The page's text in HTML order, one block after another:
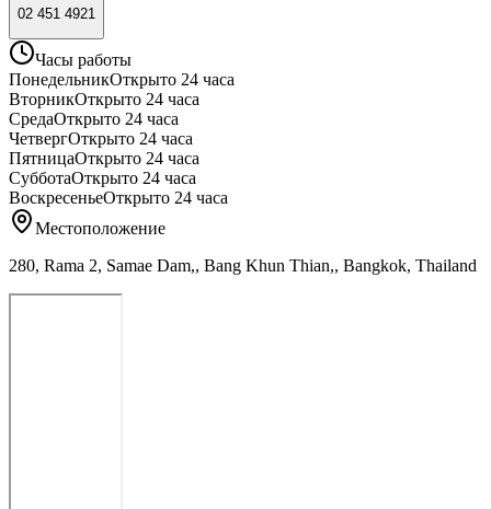
02 451 4921
Часы работы
ПонедельникОткрыто 24 часа
ВторникОткрыто 24 часа
СредаОткрыто 24 часа
ЧетвергОткрыто 24 часа
ПятницаОткрыто 24 часа
СубботаОткрыто 24 часа
ВоскресеньеОткрыто 24 часа
Местоположение
280, Rama 2, Samae Dam,, Bang Khun Thian,, Bangkok, Thailand